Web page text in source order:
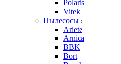
Polaris
Vitek
Пылесосы
Ariete
Arnica
BBK
Bort